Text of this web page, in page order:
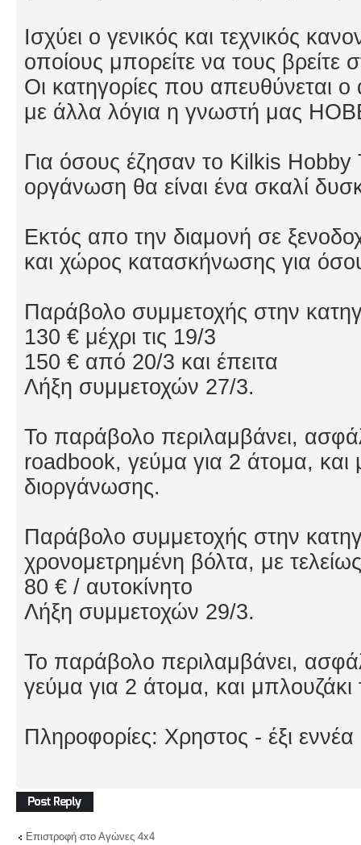
Ισχύει ο γενικός και τεχνικός
οποίους μπορείτε να τους
Οι κατηγορίες που απευθύνεται
με άλλα λόγια η γνωστή μας
Για όσους έζησαν το Kilkis Hobby
οργάνωση θα είναι ένα σκαλί
Εκτός απο την διαμονή σε
και χώρος κατασκήνωσης για
Παράβολο συμμετοχής στην
130 € μέχρι τις 19/3
150 € από 20/3 και έπειτα
Λήξη συμμετοχών 27/3.
Το παράβολο περιλαμβάνει,
roadbook, γεύμα για 2 άτομα, και
διοργάνωσης.
Παράβολο συμμετοχής στην
χρονομετρημένη βόλτα, με
80 € / αυτοκίνητο
Λήξη συμμετοχών 29/3.
Το παράβολο περιλαμβάνει,
γεύμα για 2 άτομα, και
Πληροφορίες: Χρηστος - έξι
Δημιουργία
απάντησης
Επιστροφή στο Αγώνες 4x4